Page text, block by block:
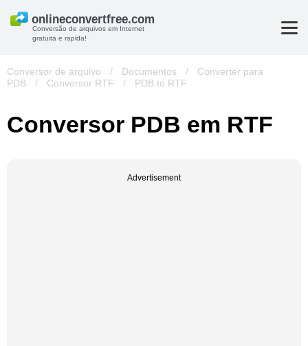
Conversão de arquivos em Internet
gratuita e rapida!
Conversor de arquivo / Documentos /
Converter para
PDB
/ Conversor RTF / PDB to RTF
Conversor PDB em RTF
Advertisement